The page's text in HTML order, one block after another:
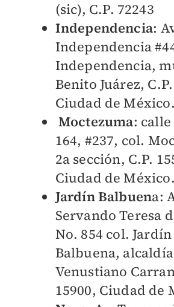
(sic), C.P. 72243
Independencia:
Independencia
Independencia,
Benito Juárez,
Ciudad de México.
Moctezuma:
164, #237, col.
2a sección, C.P.
Ciudad de México.
Jardín Balbuena:
Servando Teresa
No. 854 col. Jardín
Balbuena, alcaldía
Venustiano
15900, Ciudad de